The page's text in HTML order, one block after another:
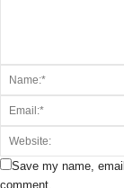
Save my name,
comment.